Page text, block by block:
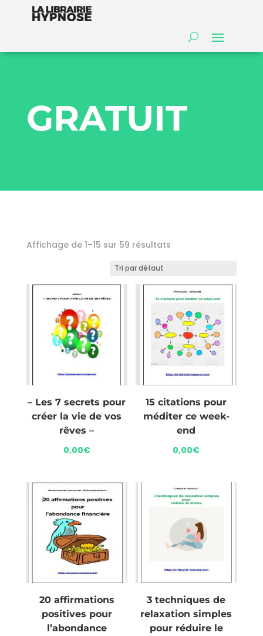
GRATUIT
Affichage de 1–15 sur 59 résultats
– Les 7 secrets pour
créer la vie de vos
rêves –
0,00€
15 citations pour
méditer ce week-
end
0,00€
20 affirmations
positives pour
l’abondance
3 techniques de
relaxation simples
pour réduire le